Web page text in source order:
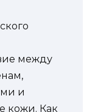
между
и
кожи. Как